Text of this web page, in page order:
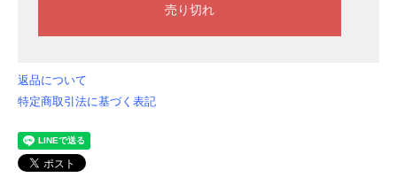
返品について
特定商取引法に基づく表記